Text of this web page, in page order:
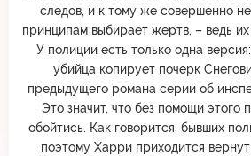
следов, и к тому же совершенно
принципам выбирает жертв, – ведь их
У полиции есть только одна
убийца копирует почерк
предыдущего романа серии об
Это значит, что без помощи этого
обойтись. Как говорится, бывших
поэтому Харри приходится